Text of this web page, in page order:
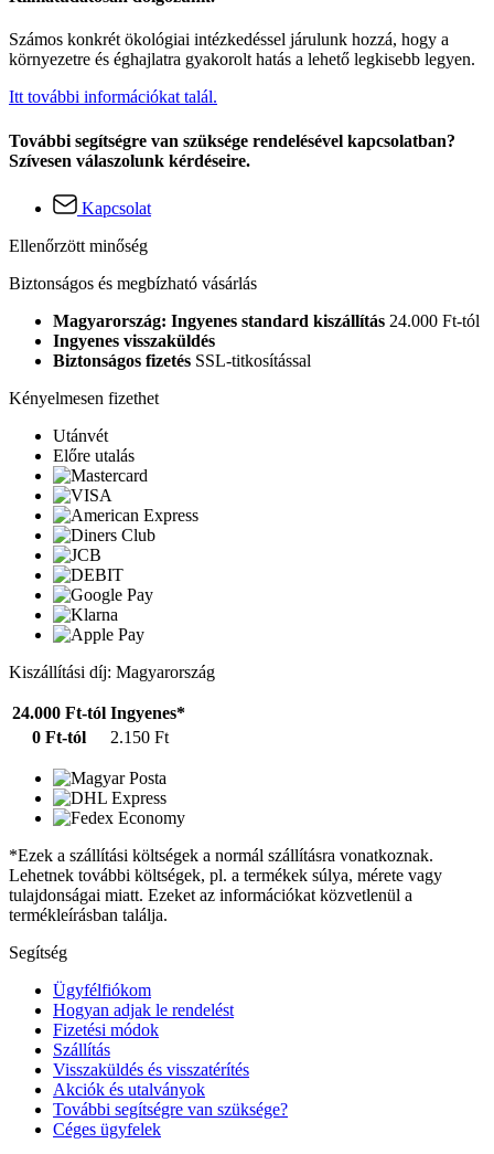
Számos konkrét ökológiai intézkedéssel járulunk hozzá, hogy a
környezetre és éghajlatra gyakorolt hatás a lehető legkisebb legyen.
Itt további információkat talál.
További segítségre van szüksége rendelésével kapcsolatban?
Szívesen válaszolunk kérdéseire.
Kapcsolat
Ellenőrzött minőség
Biztonságos és megbízható vásárlás
Magyarország: Ingyenes standard kiszállítás 24.000 Ft-tól
Ingyenes visszaküldés
Biztonságos fizetés SSL-titkosítással
Kényelmesen fizethet
Utánvét
Előre utalás
Kiszállítási díj: Magyarország
24.000 Ft-tól Ingyenes*
0 Ft-tól
2.150 Ft
*Ezek a szállítási költségek a normál szállításra vonatkoznak.
Lehetnek további költségek, pl. a termékek súlya, mérete vagy
tulajdonságai miatt. Ezeket az információkat közvetlenül a
termékleírásban találja.
Segítség
Ügyfélfiókom
Hogyan adjak le rendelést
Fizetési módok
Szállítás
Visszaküldés és visszatérítés
Akciók és utalványok
További segítségre van szüksége?
Céges ügyfelek